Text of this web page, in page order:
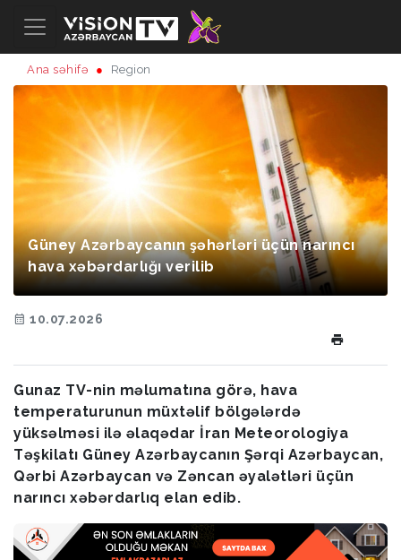
Ana səhifə Region
Güney Azərbaycanın şəhərləri üçün narıncı
hava xəbərdarlığı verilib
10.07.2026
Gunaz TV-nin məlumatına görə, hava
temperaturunun müxtəlif bölgələrdə
yüksəlməsi ilə əlaqədar İran Meteorologiya
Təşkilatı Güney Azərbaycanın Şərqi Azərbaycan,
Qərbi Azərbaycan və Zəncan əyalətləri üçün
narıncı xəbərdarlıq elan edib.